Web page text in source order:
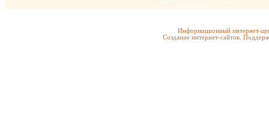
Информационный интернет-
Создание интернет-сайтов.